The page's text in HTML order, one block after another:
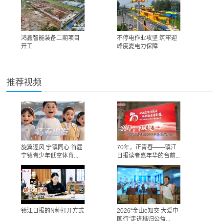
鸿鑫智能装备二期项目
开工
不停电作业攻坚 筑牢迎
峰度夏电力保障
推荐视频
旋翼逐风 宁镇同心 首届
宁镇青少年低空体育...
70年，正青春——镇江
日报读者嘉年华的台前...
镇江日报的N种打开方式
2026“金山e知交 大爱中
国行”走进秭归公益...